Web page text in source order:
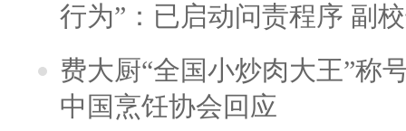
行为”：已启动问责程序 副
费大厨“全国小炒肉大王”称
中国烹饪协会回应